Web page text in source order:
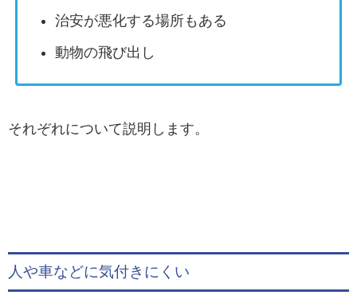
治安が悪化する場所もある
動物の飛び出し
それぞれについて説明します。
人や車などに気付きにくい